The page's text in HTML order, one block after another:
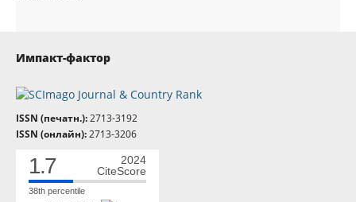
Импакт-фактор
ISSN (печатн.):2713-3192
ISSN (онлайн):2713-3206
1.7
2024
CiteScore
38th percentile